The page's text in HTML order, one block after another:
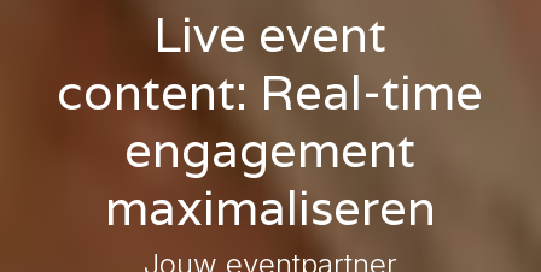
Live event
content: Real-time
engagement
maximaliseren
Jouw eventpartner